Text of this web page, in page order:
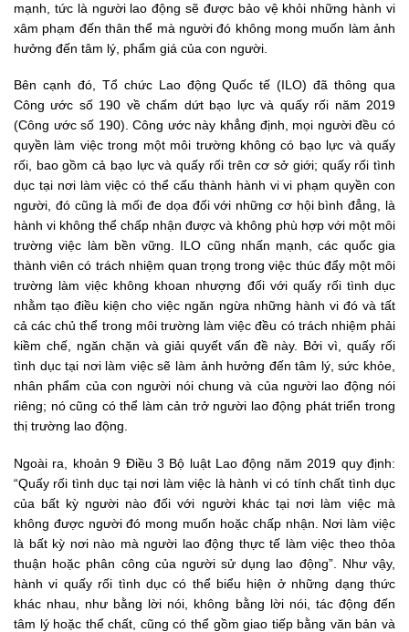
mạnh, tức là người lao động sẽ được bảo vệ khỏi những hành vi
xâm phạm đến thân thể mà người đó không mong muốn làm ảnh
hưởng đến tâm lý, phẩm giá của con người.
Bên cạnh đó, Tổ chức Lao động Quốc tế (ILO) đã thông qua
Công ước số 190 về chấm dứt bạo lực và quấy rối năm 2019
(Công ước số 190). Công ước này khẳng định, mọi người đều có
quyền làm việc trong một môi trường không có bạo lực và quấy
rối, bao gồm cả bạo lực và quấy rối trên cơ sở giới; quấy rối tình
dục tại nơi làm việc có thể cấu thành hành vi vi phạm quyền con
người, đó cũng là mối đe dọa đối với những cơ hội bình đẳng, là
hành vi không thể chấp nhận được và không phù hợp với một môi
trường việc làm bền vững. ILO cũng nhấn mạnh, các quốc gia
thành viên có trách nhiệm quan trọng trong việc thúc đẩy một môi
trường làm việc không khoan nhượng đối với quấy rối tình dục
nhằm tạo điều kiện cho việc ngăn ngừa những hành vi đó và tất
cả các chủ thể trong môi trường làm việc đều có trách nhiệm phải
kiềm chế, ngăn chặn và giải quyết vấn đề này. Bởi vì, quấy rối
tình dục tại nơi làm việc sẽ làm ảnh hưởng đến tâm lý, sức khỏe,
nhân phẩm của con người nói chung và của người lao động nói
riêng; nó cũng có thể làm cản trở người lao động phát triển trong
thị trường lao động.
Ngoài ra, khoản 9 Điều 3 Bộ luật Lao động năm 2019 quy định:
“Quấy rối tình dục tại nơi làm việc là hành vi có tính chất tình dục
của bất kỳ người nào đối với người khác tại nơi làm việc mà
không được người đó mong muốn hoặc chấp nhận. Nơi làm việc
là bất kỳ nơi nào mà người lao động thực tế làm việc theo thỏa
thuận hoặc phân công của người sử dụng lao động”. Như vậy,
hành vi quấy rối tình dục có thể biểu hiện ở những dạng thức
khác nhau, như bằng lời nói, không bằng lời nói, tác động đến
tâm lý hoặc thể chất, cũng có thể gồm giao tiếp bằng văn bản và